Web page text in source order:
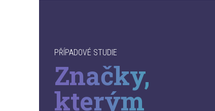
PŘÍPADOVÉ STUDIE
Značky,
kterým